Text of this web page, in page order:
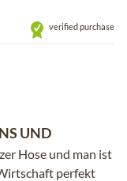
verified purchase
UND
Hose und man ist
perfekt